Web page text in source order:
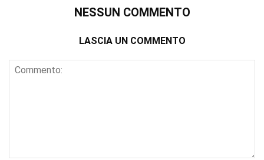
NESSUN COMMENTO
LASCIA UN COMMENTO